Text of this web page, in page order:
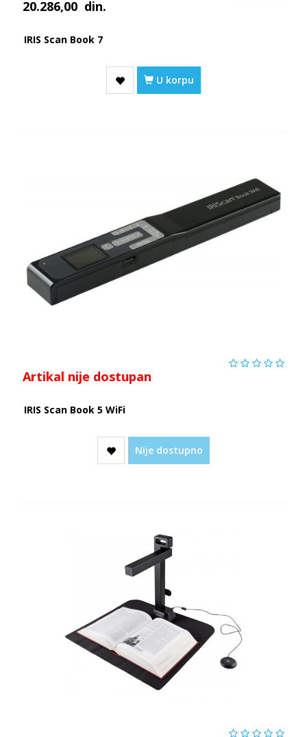
20.286,00 din.
IRIS Scan Book 7
U korpu
Artikal nije dostupan
IRIS Scan Book 5 WiFi
Nije dostupno